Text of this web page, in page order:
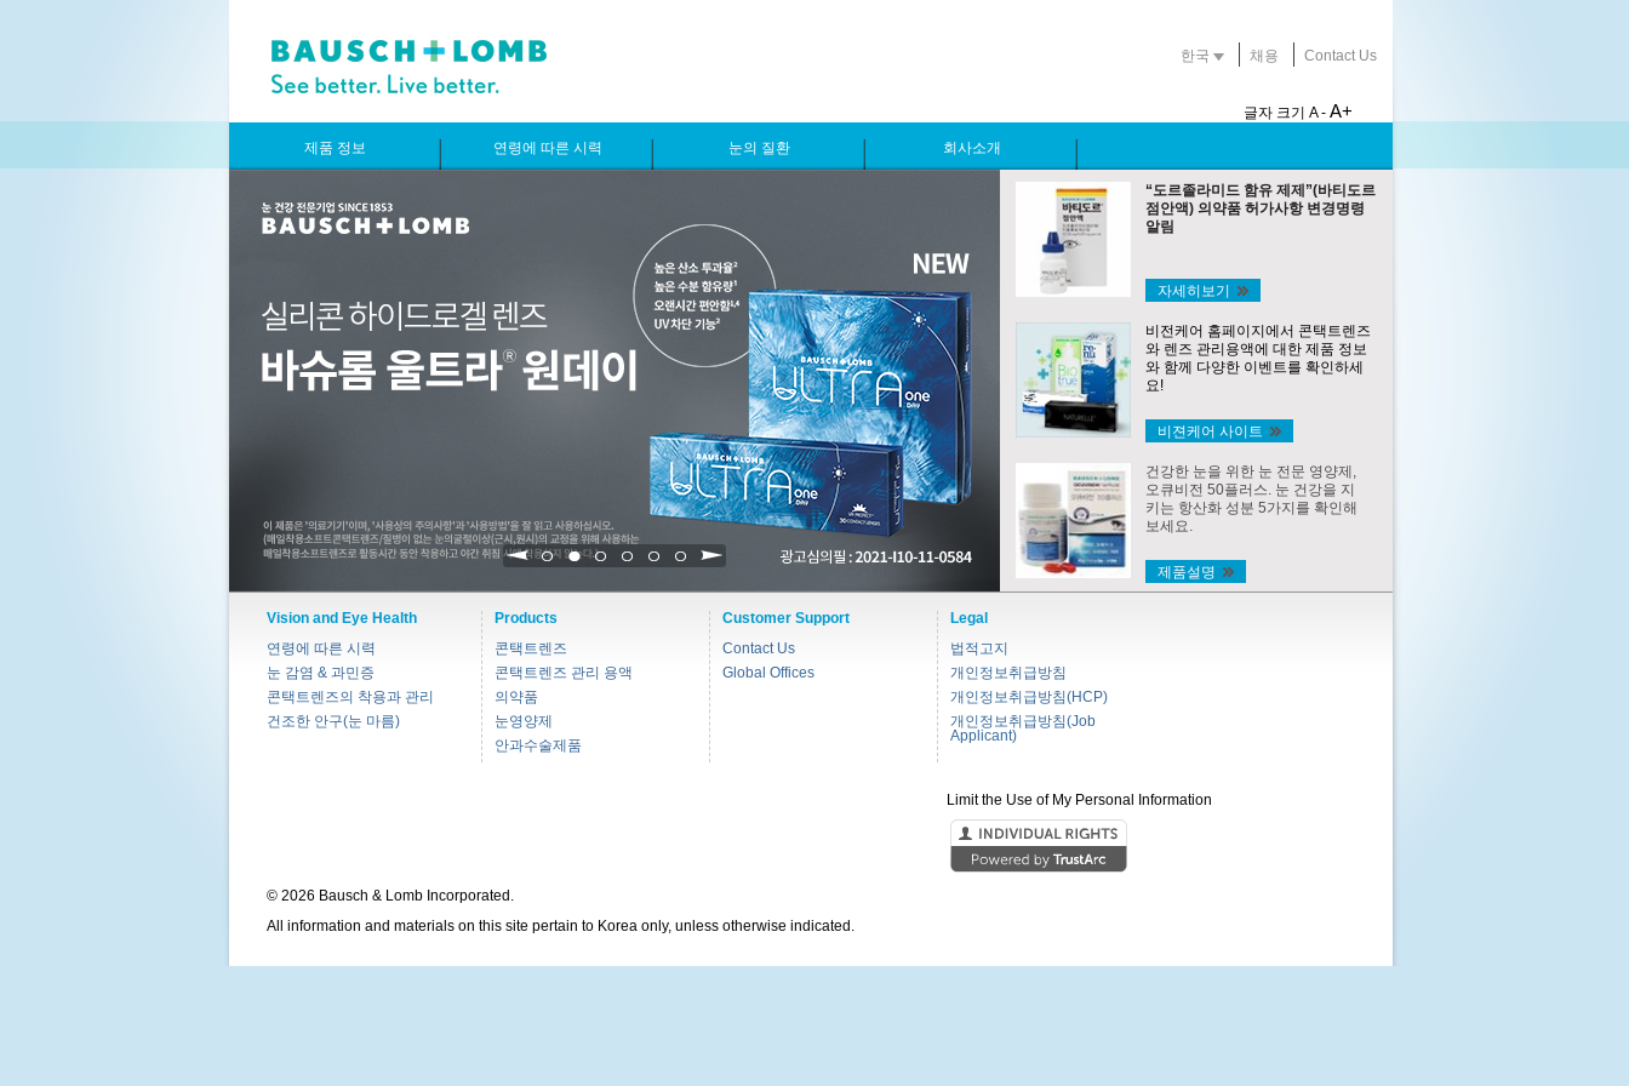
한국 채용 Contact Us
글자 크기 A - A+
제품 정보 연령에 따른 시력 눈의 질환 회사소개
1 2 3 4 5 6
“도르졸라미드 함유 제제”(바티도르
점안액) 의약품 허가사항 변경명령
알림
자세히보기
비전케어 홈페이지에서 콘택트렌즈
와 렌즈 관리용액에 대한 제품 정보
와 함께 다양한 이벤트를 확인하세
요!
비젼케어 사이트
건강한 눈을 위한 눈 전문 영양제,
오큐비전 50플러스. 눈 건강을 지
키는 항산화 성분 5가지를 확인해
보세요.
제품설명
Vision and Eye Health
연령에 따른 시력
눈 감염 & 과민증
콘택트렌즈의 착용과 관리
건조한 안구(눈 마름)
Products
콘택트렌즈
콘택트렌즈 관리 용액
의약품
눈영양제
안과수술제품
Customer Support
Contact Us
Global Offices
Legal
법적고지
개인정보취급방침
개인정보취급방침(HCP)
개인정보취급방침(Job
Applicant)
Limit the Use of My Personal Information
© 2026 Bausch & Lomb Incorporated.
All information and materials on this site pertain to Korea only, unless otherwise indicated.